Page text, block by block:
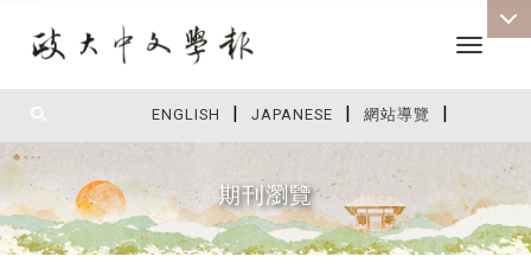
ENGLISH | JAPANESE | 網站導覽 |
Toggle
期刊瀏覽